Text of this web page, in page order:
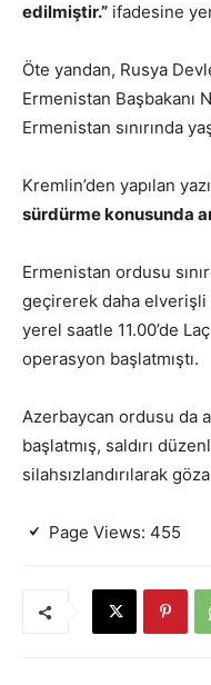
edilmiştir.” ifadesine
Öte yandan, Rusya
Ermenistan Başbakanı
Ermenistan sınırında
Kremlin’den yapılan
sürdürme konusunda
Ermenistan ordusu
geçirerek daha elverişli
yerel saatle 11.00’de
operasyon başlatmıştı.
Azerbaycan ordusu da
başlatmış, saldırı
silahsızlandırılarak
Page Views: 455